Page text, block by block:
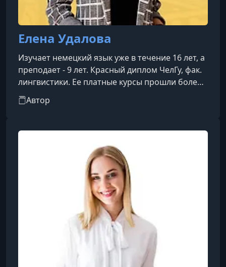
Елена Удалова
Изучает немецкий язык уже в течение 16 лет, а
преподает - 9 лет. Красный диплом ЧелГу, фак.
лингвистики. Ее платные курсы прошли более
2000 человек.Жила, училась и работала в
Германии. Сертификат TestDAF уровень С1.
Автор